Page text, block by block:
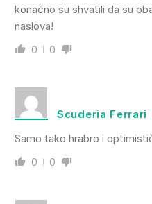
konačno su shvatili da su
naslova!
0 0
Scuderia Ferrari
Samo tako hrabro i
0 0